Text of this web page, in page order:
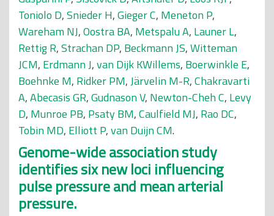
Toniolo D,Snieder H,Gieger C, Meneton P,
Wareham NJ,Oostra BA, Metspalu A, Launer L,
Rettig R,Strachan DP, Beckmann JS,Witteman
JCM, Erdmann J,van Dijk KWillems, Boerwinkle E,
Boehnke M, Ridker PM,Järvelin M-R,Chakravarti
A,Abecasis GR,Gudnason V, Newton-Cheh C, Levy
D, Munroe PB, Psaty BM,Caulfield MJ, Rao DC,
Tobin MD, Elliott P,van Duijn CM.
Genome-wide association study
identifies six new loci influencing
pulse pressure and mean arterial
pressure.